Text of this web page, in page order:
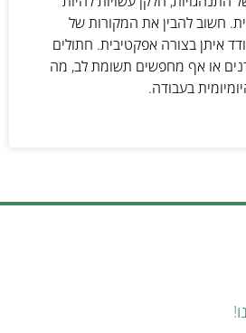
חשוב להבין את המקורות של
איתן בצורה אפקטיבית. חתולים
או אף מחפשים תשומת לב, מה
בעבודה.